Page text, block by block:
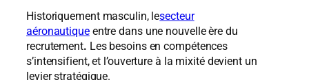
Historiquement masculin, lesecteur
aéronautiqueentre dans une nouvelle ère du
recrutement. Les besoins en compétences
s’intensifient, et l’ouverture à la mixité devient un
levier stratégique.